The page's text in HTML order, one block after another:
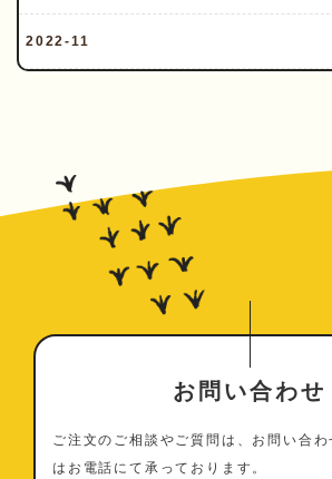
2022-11
お問い合わせ
ご注文のご相談やご質問は、お問い合わ
はお電話にて承っております。